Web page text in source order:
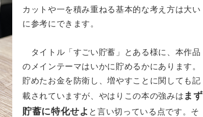
カットや一を積み重ねる基本的な考え方は大い
に参考にできます。
タイトル「すごい貯蓄」とある様に、本作品
のメインテーマはいかに貯めるかにあります。
貯めたお金を防衛し、増やすことに関しても記
載されていますが、やはりこの本の強みは まず
貯蓄に特化せよ と言い切っている点です。そ